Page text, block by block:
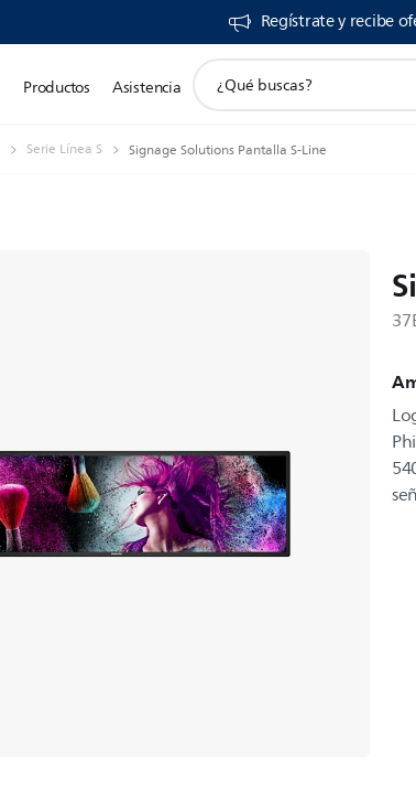
Regístrate y recibe
Productos Asistencia
de
Serie Línea S Signage Solutions Pantalla S-Line